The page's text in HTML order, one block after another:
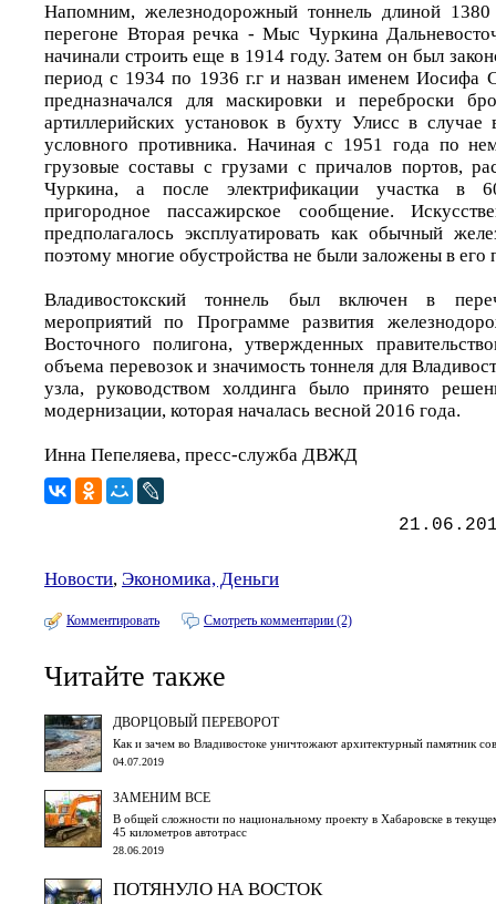
Напомним, железнодорожный тоннель длиной
перегоне Вторая речка - Мыс Чуркина
начинали строить еще в 1914 году. Затем он был
период с 1934 по 1936 г.г и назван именем Иосифа
предназначался для маскировки и переброски
артиллерийских установок в бухту Улисс в случае
условного противника. Начиная с 1951 года по
грузовые составы с грузами с причалов портов,
Чуркина, а после электрификации участка в
пригородное пассажирское сообщение.
предполагалось эксплуатировать как обычный
поэтому многие обустройства не были заложены в его
Владивостокский тоннель был включен в
мероприятий по Программе развития
Восточного полигона, утвержденных
объема перевозок и значимость тоннеля для
узла, руководством холдинга было принято
модернизации, которая началась весной 2016 года.
Инна Пепеляева, пресс-служба ДВЖД
Новости, Экономика, Деньги
Комментировать Смотреть комментарии (2)
Читайте также
ДВОРЦОВЫЙ ПЕРЕВОРОТ
Как и зачем во Владивостоке уничтожают архитектурный памятник
04.07.2019
ЗАМЕНИМ ВСЕ
В общей сложности по национальному проекту в Хабаровске в
45 километров автотрасс
28.06.2019
ПОТЯНУЛО НА ВОСТОК